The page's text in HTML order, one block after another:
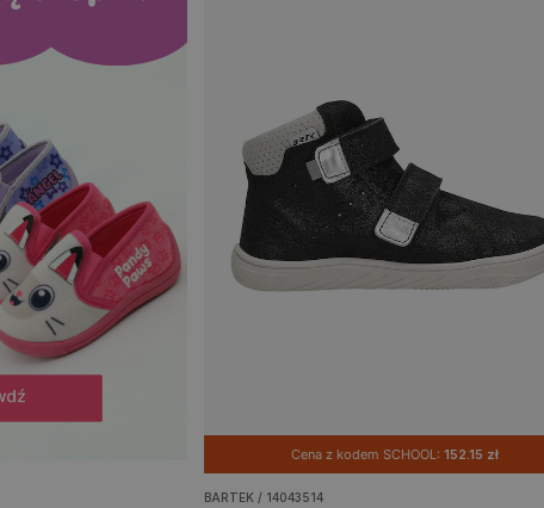
Cena z kodem SCHOOL:152.15 zł
BARTEK / 14043514